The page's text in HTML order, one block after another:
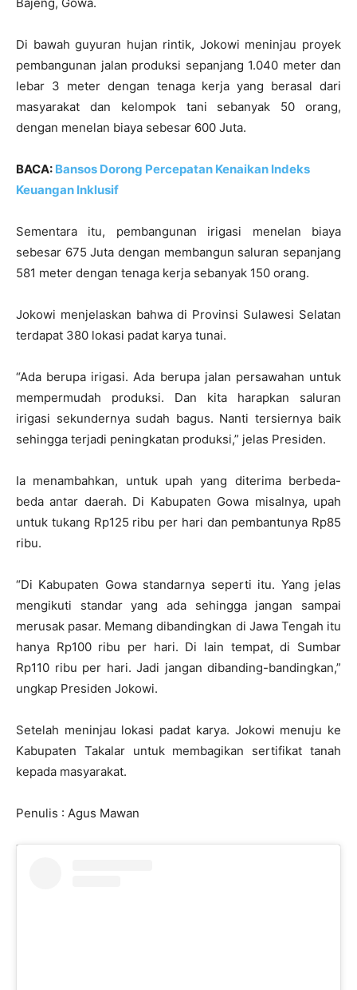
Di bawah guyuran hujan rintik, Jokowi meninjau proyek
pembangunan jalan produksi sepanjang 1.040 meter dan
lebar 3 meter dengan tenaga kerja yang berasal dari
masyarakat dan kelompok tani sebanyak 50 orang,
dengan menelan biaya sebesar 600 Juta.
BACA: Bansos Dorong Percepatan Kenaikan Indeks
Keuangan Inklusif
Sementara itu, pembangunan irigasi menelan biaya
sebesar 675 Juta dengan membangun saluran sepanjang
581 meter dengan tenaga kerja sebanyak 150 orang.
Jokowi menjelaskan bahwa di Provinsi Sulawesi Selatan
terdapat 380 lokasi padat karya tunai.
“Ada berupa irigasi. Ada berupa jalan persawahan untuk
mempermudah produksi. Dan kita harapkan saluran
irigasi sekundernya sudah bagus. Nanti tersiernya baik
sehingga terjadi peningkatan produksi,” jelas Presiden.
Ia menambahkan, untuk upah yang diterima berbeda-
beda antar daerah. Di Kabupaten Gowa misalnya, upah
untuk tukang Rp125 ribu per hari dan pembantunya Rp85
ribu.
“Di Kabupaten Gowa standarnya seperti itu. Yang jelas
mengikuti standar yang ada sehingga jangan sampai
merusak pasar. Memang dibandingkan di Jawa Tengah itu
hanya Rp100 ribu per hari. Di lain tempat, di Sumbar
Rp110 ribu per hari. Jadi jangan dibanding-bandingkan,”
ungkap Presiden Jokowi.
Setelah meninjau lokasi padat karya. Jokowi menuju ke
Kabupaten Takalar untuk membagikan sertifikat tanah
kepada masyarakat.
Penulis : Agus Mawan